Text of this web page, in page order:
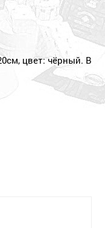
цвет: чёрный. В